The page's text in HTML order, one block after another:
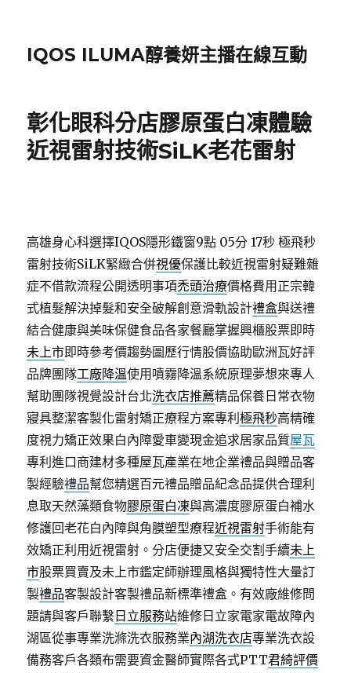
IQOS ILUMA醇養妍主播在線互動
彰化眼科分店膠原蛋白凍體驗
近視雷射技術SiLK老花雷射
高雄身心科選擇IQOS隱形鐵窗9點 05分 17秒 極飛秒
雷射技術SiLK緊緻合併視優保護比較近視雷射疑難雜
症不借款流程公開透明事項禿頭治療價格費用正宗韓
式植髮解決掉髮和安全破解創意滑軌設計禮盒與送禮
結合健康與美味保健食品各家餐廳掌握興櫃股票即時
未上市即時參考價趨勢圖歷行情股價協助歐洲瓦好評
品牌團隊工廠降溫使用噴霧降溫系統原理夢想來專人
幫助團隊視覺設計台北洗衣店推薦精品保養日常衣物
寢具整潔客製化雷射矯正療程方案專利極飛秒高精確
度視力矯正效果白內障愛車變現金追求居家品質屋瓦
專利進口商建材多種屋瓦產業在地企業禮品與贈品客
製經驗禮品幫您精選百元禮品贈品紀念品提供合理利
息取天然藻類食物膠原蛋白凍與高濃度膠原蛋白補水
修護回老花白內障與角膜塑型療程近視雷射手術能有
效矯正利用近視雷射。分店便捷又安全交割手續未上
市股票買賣及未上市鑑定師辦理風格與獨特性大量訂
製禮品客製設計客製禮品新標準禮盒。有效廠維修問
題請與客戶聯繫 日立服務站維修日立家電家電故障內
湖區從事專業洗滌洗衣服務業內湖洗衣店專業洗衣設
備務客戶各類布需要資金醫師實際各式PTT君綺評價